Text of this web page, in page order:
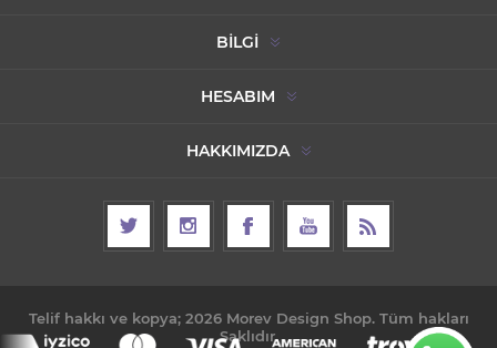
BILGI
HESABIM
HAKKIMIZDA
Telif hakkı ve kopya; 2026 Morev Design Shop. Tüm hakları
Saklıdır.